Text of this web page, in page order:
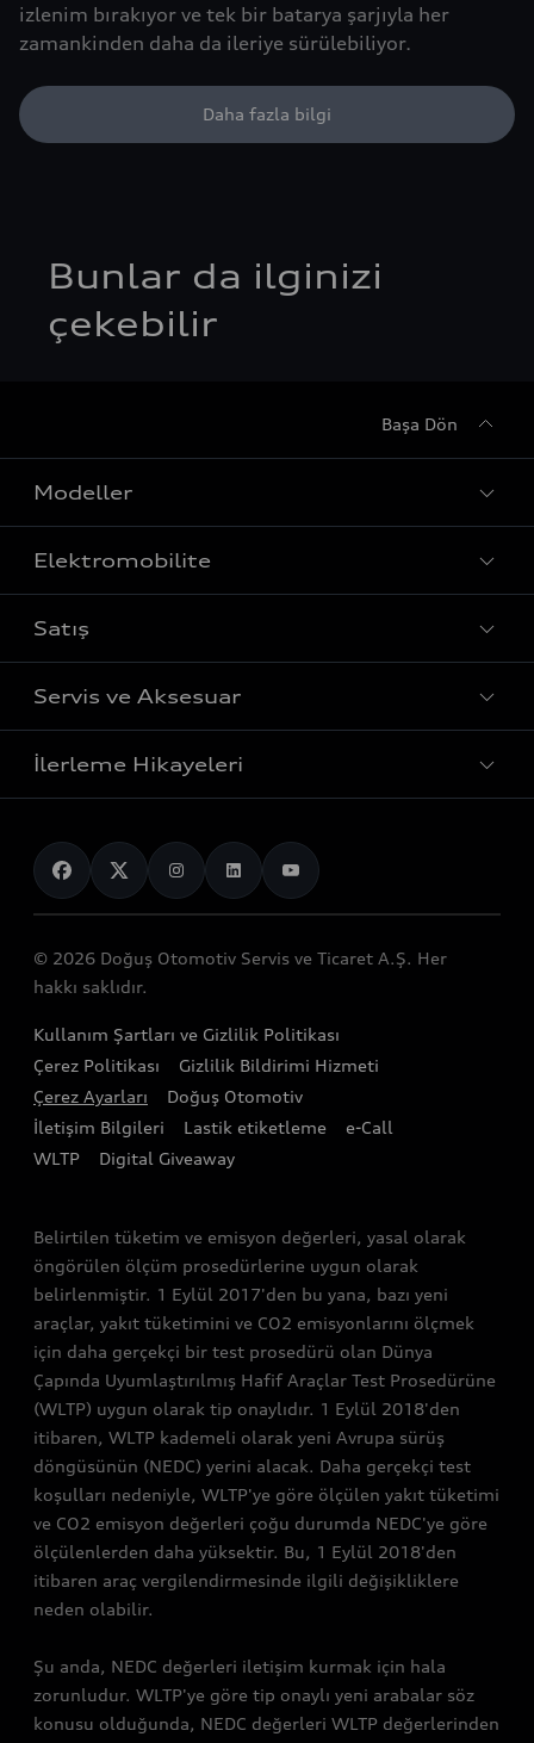
izlenim bırakıyor ve tek bir batarya şarjıyla her
zamankinden daha da ileriye sürülebiliyor.
Daha fazla bilgi
Bunlar da ilginizi
çekebilir
Başa Dön
Modeller
Tüm Modeller
Sedan
Avant
Elektrikli modeller
Elektromobilite
Şarj
Elektrikli araçlar
Servis ve aksesuarlar
Mobilitenin Geleceği
Satış
Fiyat Listesi
Görüntülü Görüşün
Stok Araç Arama
Satış Kampanyaları
Servis ve Aksesuar
Yetkili Servisler
Servis Randevusu Alın
Servis Hizmetleri
Audi Kasko
Audi Orijinal Aksesuar®
Servis Kampanyalar
Audi Shop
Bağımsız Servisler
İlerleme Hikayeleri
Genel bakış
Teknoloji
Gelecek
Sürdürülebilirlik
Lifestyle
Audi Sport
© 2026 Doğuş Otomotiv Servis ve Ticaret A.Ş. Her
hakkı saklıdır.
Kullanım Şartları ve Gizlilik Politikası
Çerez Politikası
Gizlilik Bildirimi Hizmeti
Çerez Ayarları
Doğuş Otomotiv
İletişim Bilgileri
Lastik etiketleme
e-Call
WLTP
Digital Giveaway
Belirtilen tüketim ve emisyon değerleri, yasal olarak
öngörülen ölçüm prosedürlerine uygun olarak
belirlenmiştir. 1 Eylül 2017'den bu yana, bazı yeni
araçlar, yakıt tüketimini ve CO2 emisyonlarını ölçmek
için daha gerçekçi bir test prosedürü olan Dünya
Çapında Uyumlaştırılmış Hafif Araçlar Test Prosedürüne
(WLTP) uygun olarak tip onaylıdır. 1 Eylül 2018'den
itibaren, WLTP kademeli olarak yeni Avrupa sürüş
döngüsünün (NEDC) yerini alacak. Daha gerçekçi test
koşulları nedeniyle, WLTP'ye göre ölçülen yakıt tüketimi
ve CO2 emisyon değerleri çoğu durumda NEDC'ye göre
ölçülenlerden daha yüksektir. Bu, 1 Eylül 2018'den
itibaren araç vergilendirmesinde ilgili değişikliklere
neden olabilir.
Şu anda, NEDC değerleri iletişim kurmak için hala
zorunludur. WLTP'ye göre tip onaylı yeni arabalar söz
konusu olduğunda, NEDC değerleri WLTP değerlerinden